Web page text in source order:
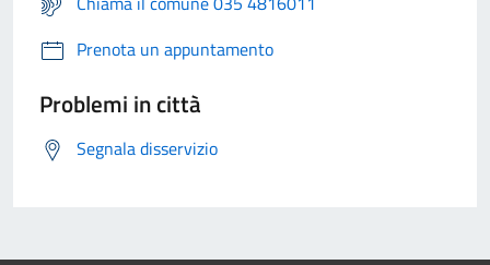
Prenota un appuntamento
Problemi in città
Segnala disservizio